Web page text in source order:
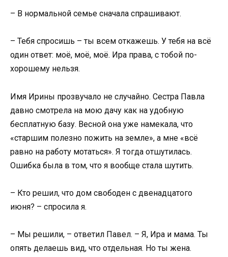
– В нормальной семье сначала спрашивают.
– Тебя спросишь – ты всем откажешь. У тебя на всё
один ответ: моё, моё, моё. Ира права, с тобой по-
хорошему нельзя.
Имя Ирины прозвучало не случайно. Сестра Павла
давно смотрела на мою дачу как на удобную
бесплатную базу. Весной она уже намекала, что
«старшим полезно пожить на земле», а мне «всё
равно на работу мотаться». Я тогда отшутилась.
Ошибка была в том, что я вообще стала шутить.
– Кто решил, что дом свободен с двенадцатого
июня? – спросила я.
– Мы решили, – ответил Павел. – Я, Ира и мама. Ты
опять делаешь вид, что отдельная. Но ты жена.